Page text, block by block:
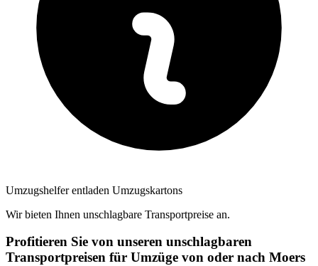
Umzugshelfer entladen Umzugskartons
Wir bieten Ihnen unschlagbare Transportpreise an.
Profitieren Sie von unseren unschlagbaren
Transportpreisen für Umzüge von oder nach Moers